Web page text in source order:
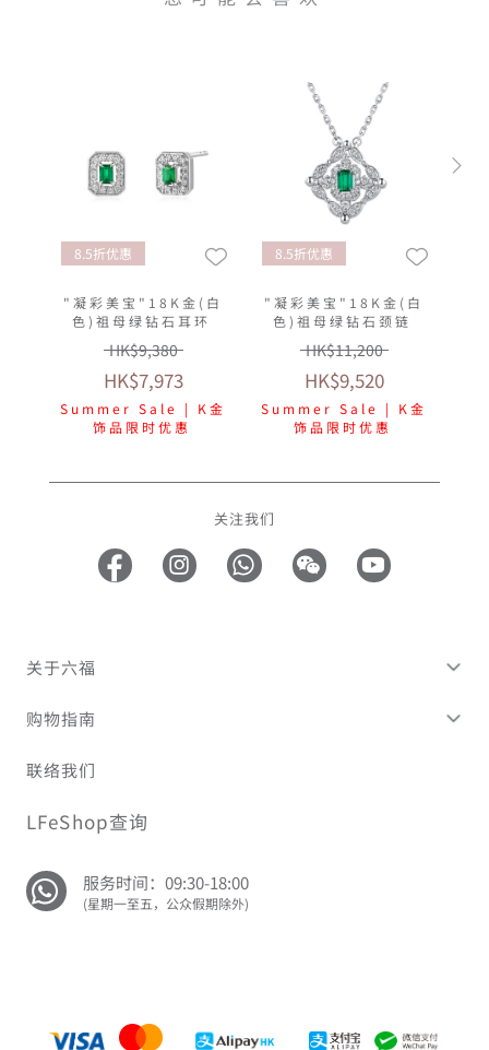
8.5折优惠
"凝彩美宝"18K金(白
色)祖母绿钻石耳环
HK$9,380
HK$7,973
Summer Sale | K金
饰品限时优惠
8.5折优惠
"凝彩美宝"18K金(白
色)祖母绿钻石颈链
HK$11,200
HK$9,520
Summer Sale | K金
饰品限时优惠
关注我们
关于六福
购物指南
联络我们
LFeShop查询
服务时间：09:30-18:00
(星期一至五，公众假期除外)